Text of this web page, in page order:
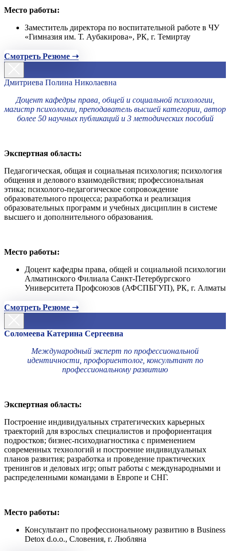
Место работы:
Заместитель директора по воспитательной работе в ЧУ
«Гимназия им. Т. Аубакирова», РК, г. Темиртау
Смотреть Резюме ➝
Дмитриева Полина Николаевна
Доцент кафедры права, общей и социальной психологии,
магистр психологии, преподаватель высшей категории, автор
более 50 научных публикаций и 3 методических пособий
Экспертная область:
Педагогическая, общая и социальная психология; психология
общения и делового взаимодействия; профессиональная
этика; психолого-педагогическое сопровождение
образовательного процесса; разработка и реализация
образовательных программ и учебных дисциплин в системе
высшего и дополнительного образования.
Место работы:
Доцент кафедры права, общей и социальной психологии
Алматинского Филиала Санкт-Петербургского
Университета Профсоюзов (АФСПБГУП), РК, г. Алматы
Смотреть Резюме ➝
Соломеева Катерина Сергеевна
Международный эксперт по профессиональной
идентичности, профориентолог, консультант по
профессиональному развитию
Экспертная область:
Построение индивидуальных стратегических карьерных
траекторий для взрослых специалистов и профориентация
подростков; бизнес-психодиагностика с применением
современных технологий и построение индивидуальных
планов развития; разработка и проведение практических
тренингов и деловых игр; опыт работы с международными и
распределенными командами в Европе и СНГ.
Место работы:
Консультант по профессиональному развитию в Business
Detox d.o.o., Словения, г. Любляна